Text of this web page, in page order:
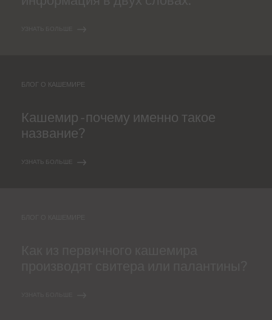
БЛОГ О КАШЕМИРЕ
Кашемир - почему именно такое
название?
УЗНАТЬ БОЛЬШЕ